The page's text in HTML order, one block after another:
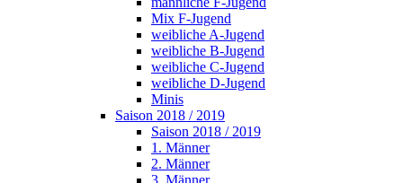
Mix F-Jugend
weibliche A-Jugend
weibliche B-Jugend
weibliche C-Jugend
weibliche D-Jugend
Minis
Saison 2018 / 2019
Saison 2018 / 2019
1. Männer
2. Männer